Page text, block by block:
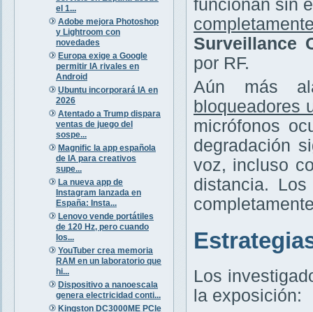
el 1...
Adobe mejora Photoshop
y Lightroom con
novedades
Europa exige a Google
permitir IA rivales en
Android
Ubuntu incorporará IA en
2026
Atentado a Trump dispara
ventas de juego del
sospe...
Magnific la app española
de IA para creativos
supe...
La nueva app de
Instagram lanzada en
España: Insta...
Lenovo vende portátiles
de 120 Hz, pero cuando
los...
YouTuber crea memoria
RAM en un laboratorio que
hi...
Dispositivo a nanoescala
genera electricidad conti...
Kingston DC3000ME PCIe
funcionan sin
Surveillance
por RF.
Aún más
bloqueadores
micrófonos
degradación
voz, incluso
distancia.
Los
la exposición: